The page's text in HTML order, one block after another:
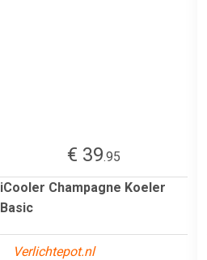
€ 39.95
iCooler Champagne Koeler
Basic
Verlichtepot.nl